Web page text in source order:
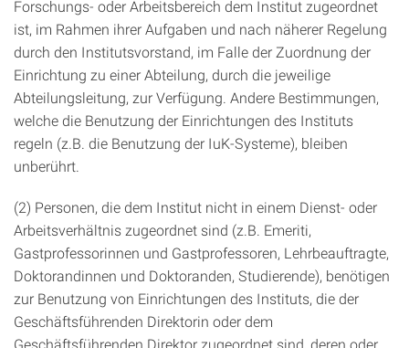
Forschungs- oder Arbeitsbereich dem Institut zugeordnet
ist, im Rahmen ihrer Aufgaben und nach näherer Regelung
durch den Institutsvorstand, im Falle der Zuordnung der
Einrichtung zu einer Abteilung, durch die jeweilige
Abteilungsleitung, zur Verfügung. Andere Bestimmungen,
welche die Benutzung der Einrichtungen des Instituts
regeln (z.B. die Benutzung der IuK-Systeme), bleiben
unberührt.
(2) Personen, die dem Institut nicht in einem Dienst- oder
Arbeitsverhältnis zugeordnet sind (z.B. Emeriti,
Gastprofessorinnen und Gastprofessoren, Lehrbeauftragte,
Doktorandinnen und Doktoranden, Studierende), benötigen
zur Benutzung von Einrichtungen des Instituts, die der
Geschäftsführenden Direktorin oder dem
Geschäftsführenden Direktor zugeordnet sind, deren oder